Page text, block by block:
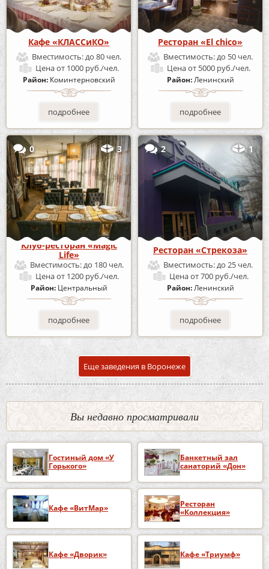
Кафе «КЛАССиКО»
Вместимость:до 80 чел.
Ценаот 1000 руб./чел.
Район: Коминтерновский
подробнее
Ресторан «El chico»
Вместимость:до 50 чел.
Ценаот 5000 руб./чел.
Район:Ленинский
подробнее
0 3
Клуб-ресторан «Magic
Life»
Вместимость:до 180 чел.
Ценаот 1200 руб./чел.
Район: Центральный
подробнее
2 1
Ресторан «Стрекоза»
Вместимость:до 25 чел.
Ценаот 700 руб./чел.
Район:Ленинский
подробнее
Еще заведения в Воронеже
Вы недавно просматривали
Гостиный дом «У
Горького»
Банкетный зал
санаторий «Дон»
Кафе «ВитМар»
Ресторан
«Коллекция»
Кафе «Дворик» Кафе «Триумф»